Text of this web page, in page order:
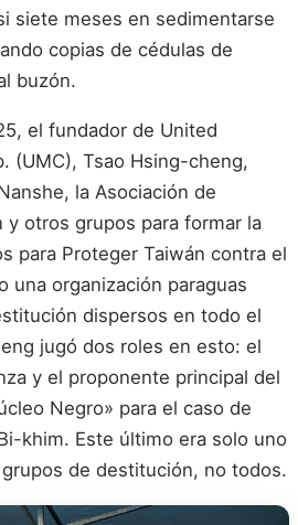
siete meses en sedimentarse
copias de cédulas de
buzón.
el fundador de United
(UMC), Tsao Hsing-cheng,
la Asociación de
y otros grupos para formar la
para Proteger Taiwán contra el
una organización paraguas
dispersos en todo el
jugó dos roles en esto: el
y el proponente principal del
Negro» para el caso de
khim. Este último era solo uno
de destitución, no todos.